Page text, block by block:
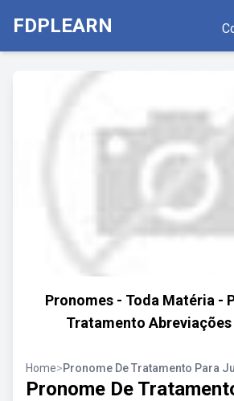
FDPLEARN
Pronomes - Toda Matéria -
Tratamento Abreviações
Home>Pronome De Tratamento Para
Pronome De